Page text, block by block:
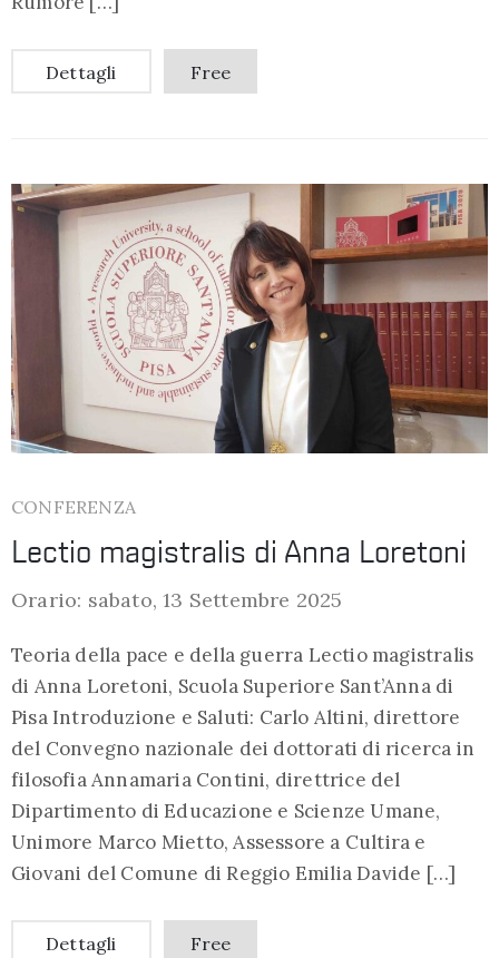
Dettagli Free
CONFERENZA
Lectio magistralis di Anna Loretoni
Orario: sabato, 13 Settembre 2025
Teoria della pace e della guerra Lectio magistralis
di Anna Loretoni, Scuola Superiore Sant’Anna di
Pisa Introduzione e Saluti: Carlo Altini, direttore
del Convegno nazionale dei dottorati di ricerca in
filosofia Annamaria Contini, direttrice del
Dipartimento di Educazione e Scienze Umane,
Unimore Marco Mietto, Assessore a Cultira e
Giovani del Comune di Reggio Emilia Davide […]
Dettagli Free